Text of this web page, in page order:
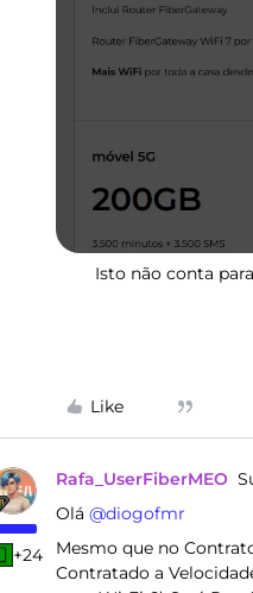
Isto não conta
Like
+24
Rafa_UserFiberMEO
Olá ​ @diogofmr
Mesmo que no
Contratado a